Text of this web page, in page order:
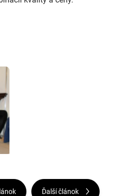
Ďalší článok